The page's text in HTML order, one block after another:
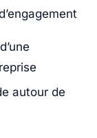
autour de